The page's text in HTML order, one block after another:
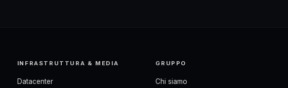
INFRASTRUTTURA & MEDIA
Datacenter
GRUPPO
Chi siamo